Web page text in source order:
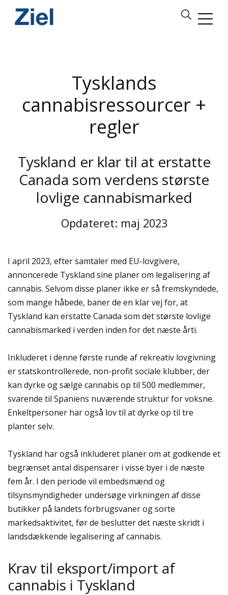
Tysklands
cannabisressourcer +
regler
Tyskland er klar til at erstatte
Canada som verdens største
lovlige cannabismarked
Opdateret: maj 2023
I april 2023, efter samtaler med EU-lovgivere,
annoncerede Tyskland sine planer om legalisering af
cannabis. Selvom disse planer ikke er så fremskyndede,
som mange håbede, baner de en klar vej for, at
Tyskland kan erstatte Canada som det største lovlige
cannabismarked i verden inden for det næste årti.
Inkluderet i denne første runde af rekreativ lovgivning
er statskontrollerede, non-profit sociale klubber, der
kan dyrke og sælge cannabis op til 500 medlemmer,
svarende til Spaniens nuværende struktur for voksne.
Enkeltpersoner har også lov til at dyrke op til tre
planter selv.
Tyskland har også inkluderet planer om at godkende et
begrænset antal dispensarer i visse byer i de næste
fem år. I den periode vil embedsmænd og
tilsynsmyndigheder undersøge virkningen af disse
butikker på landets forbrugsvaner og sorte
markedsaktivitet, før de beslutter det næste skridt i
landsdækkende legalisering af cannabis.
Krav til eksport/import af
cannabis i Tyskland